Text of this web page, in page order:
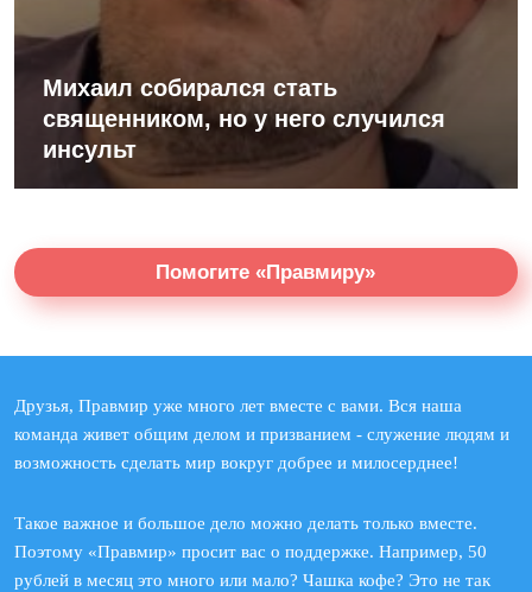
Михаил собирался стать
священником, но у него случился
инсульт
Помогите «Правмиру»
Друзья, Правмир уже много лет вместе с вами. Вся наша
команда живет общим делом и призванием - служение людям и
возможность сделать мир вокруг добрее и милосерднее!
Такое важное и большое дело можно делать только вместе.
Поэтому «Правмир» просит вас о поддержке. Например, 50
рублей в месяц это много или мало? Чашка кофе? Это не так